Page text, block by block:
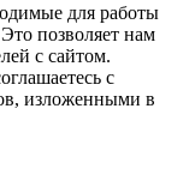
для работы
позволяет нам
с сайтом.
с
изложенными в